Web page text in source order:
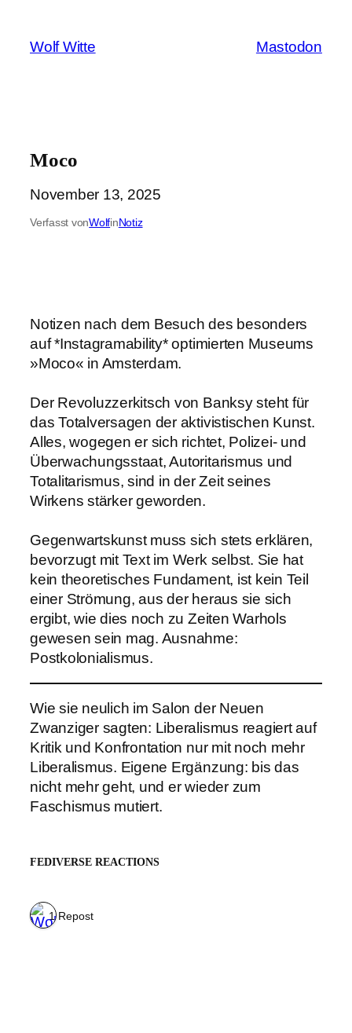
springen
Wolf Witte Mastodon
Moco
November 13, 2025
Verfasst vonWolfinNotiz
Notizen nach dem Besuch des besonders
auf *Instagramability* optimierten Museums
»Moco« in Amsterdam.
Der Revoluzzerkitsch von Banksy steht für
das Totalversagen der aktivistischen Kunst.
Alles, wogegen er sich richtet, Polizei- und
Überwachungsstaat, Autoritarismus und
Totalitarismus, sind in der Zeit seines
Wirkens stärker geworden.
Gegenwartskunst muss sich stets erklären,
bevorzugt mit Text im Werk selbst. Sie hat
kein theoretisches Fundament, ist kein Teil
einer Strömung, aus der heraus sie sich
ergibt, wie dies noch zu Zeiten Warhols
gewesen sein mag. Ausnahme:
Postkolonialismus.
Wie sie neulich im Salon der Neuen
Zwanziger sagten: Liberalismus reagiert auf
Kritik und Konfrontation nur mit noch mehr
Liberalismus. Eigene Ergänzung: bis das
nicht mehr geht, und er wieder zum
Faschismus mutiert.
FEDIVERSE REACTIONS
1 Repost